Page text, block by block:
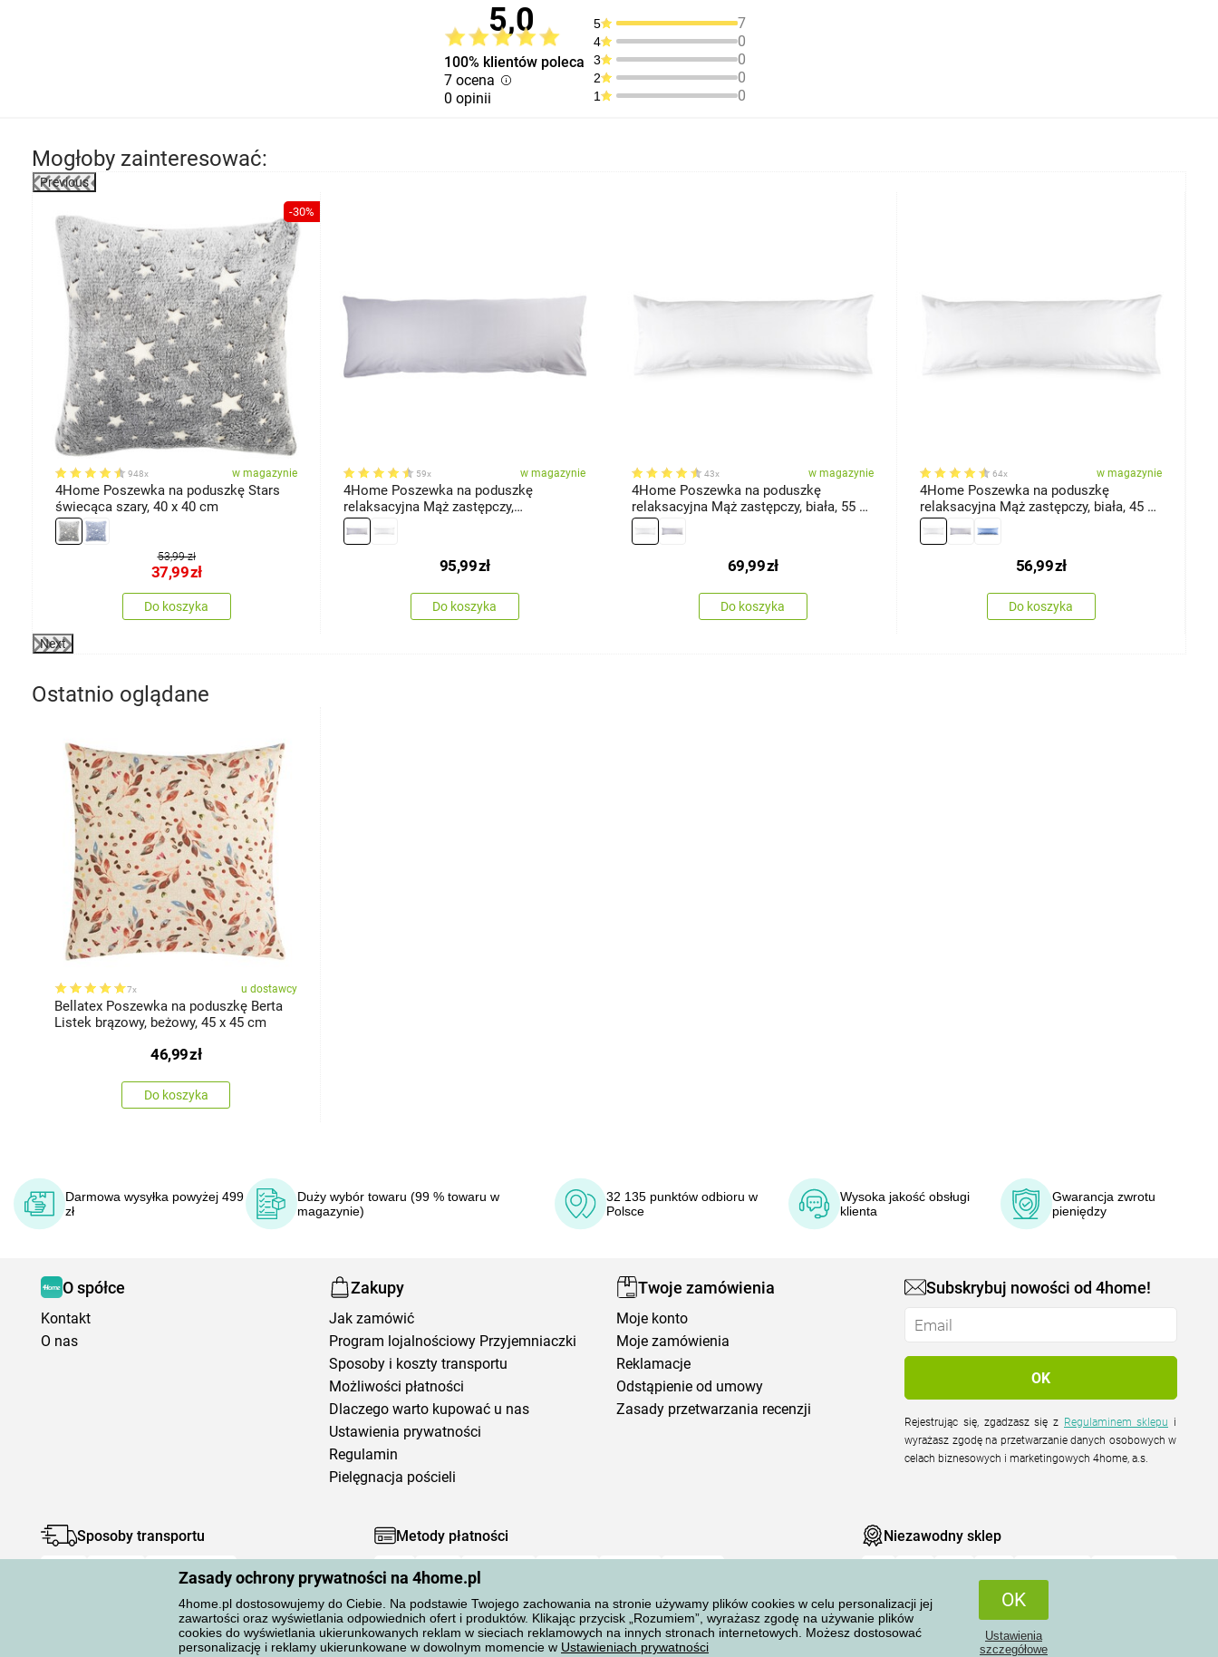
Zasady ochrony prywatności na 4home.pl
4home.pl dostosowujemy do Ciebie. Na podstawie Twojego zachowania na stronie używamy plików cookies w celu personalizacji jej
zawartości oraz wyświetlania odpowiednich ofert i produktów. Klikając przycisk „Rozumiem”, wyrażasz zgodę na używanie plików
cookies do wyświetlania ukierunkowanych reklam w sieciach reklamowych na innych stronach internetowych. Możesz dostosować
personalizację i reklamy ukierunkowane w dowolnym momencie w Ustawieniach prywatności
OK
Ustawienia
szczegółowe
5,0
100% klientów poleca
7 ocena
0 opinii
5 7
4 0
3 0
2 0
1 0
Mogłoby zainteresować:
Previous
-30%
948x w magazynie
4Home Poszewka na poduszkę Stars
świecąca szary, 40 x 40 cm
53,99 zł
37,99zł
Do koszyka
59x w magazynie
4Home Poszewka na poduszkę
relaksacyjna Mąż zastępczy,
jasnoszara, 55 x 180 cm
95,99zł
Do koszyka
43x w magazynie
4Home Poszewka na poduszkę
relaksacyjna Mąż zastępczy, biała, 55 x
180 cm
69,99zł
Do koszyka
64x w magazynie
4Home Poszewka na poduszkę
relaksacyjna Mąż zastępczy, biała, 45 x
120 cm
56,99zł
Do koszyka
Next
Ostatnio oglądane
7x u dostawcy
Bellatex Poszewka na poduszkę Berta
Listek brązowy, beżowy, 45 x 45 cm
46,99zł
Do koszyka
Darmowa wysyłka powyżej 499
zł
Duży wybór towaru (99 % towaru w
magazynie)
32 135 punktów odbioru w
Polsce
Wysoka jakość obsługi
klienta
Gwarancja zwrotu
pieniędzy
O spółce
Kontakt
O nas
Zakupy
Jak zamówić
Program lojalnościowy Przyjemniaczki
Sposoby i koszty transportu
Możliwości płatności
Dlaczego warto kupować u nas
Ustawienia prywatności
Regulamin
Pielęgnacja pościeli
Twoje zamówienia
Moje konto
Moje zamówienia
Reklamacje
Odstąpienie od umowy
Zasady przetwarzania recenzji
Subskrybuj nowości od 4home!
Rejestrując się, zgadzasz się z Regulaminem sklepu
wyrażasz zgodę na przetwarzanie danych osobowych w
celach biznesowych i marketingowych 4home, a.s.
Sposoby transportu Metody płatności Niezawodny sklep
Ochrona danych osobowych Wszelkie prawa zastrzeżone © 2004-2026 4home, a.s.